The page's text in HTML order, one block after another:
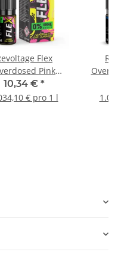
Flex
Pink
Nicsalt
Liquid
10,34 € *
€ pro 1 l